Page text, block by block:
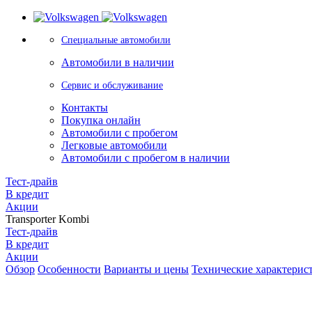
Специальные автомобили
Автомобили в наличии
Сервис и обслуживание
Контакты
Покупка онлайн
Автомобили с пробегом
Легковые автомобили
Автомобили с пробегом в наличии
Тест-драйв
В кредит
Акции
Transporter Kombi
Тест-драйв
В кредит
Акции
Обзор Особенности Варианты и цены Технические